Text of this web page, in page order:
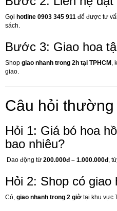
Gọi hotline 0903 345 911 để được tư
sách.
Bước 3: Giao hoa
Shop giao nhanh trong 2h tại TPHCM ,
giao.
Câu hỏi thường
Hỏi 1: Giá bó hoa
bao nhiêu?
Dao động từ 200.000đ – 1.000.000đ,
Hỏi 2: Shop có giao
Có, giao nhanh trong 2 giờ tại khu vực